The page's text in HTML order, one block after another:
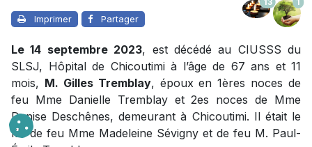
Imprimer Partager
Le 14 septembre 2023, est décédé au CIUSSS du
SLSJ, Hôpital de Chicoutimi à l’âge de 67 ans et 11
mois, M. Gilles Tremblay, époux en 1ères noces de
feu Mme Danielle Tremblay et 2es noces de Mme
Denise Deschênes, demeurant à Chicoutimi. Il était le
fils de feu Mme Madeleine Sévigny et de feu M. Paul-